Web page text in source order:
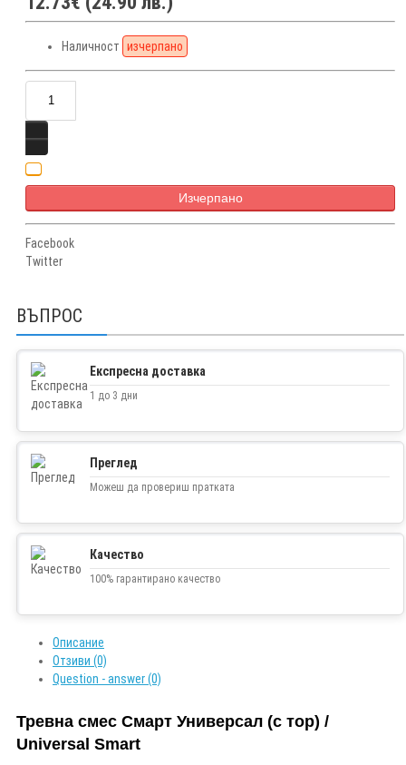
Наличност изчерпано
Изчерпано
Facebook
Twitter
ВЪПРОС
Експресна доставка
1 до 3 дни
Преглед
Можеш да провериш пратката
Качество
100% гарантирано качество
Описание
Отзиви (0)
Question - answer (0)
Тревна смес Смарт Универсал (с тор) /
Universal Smart